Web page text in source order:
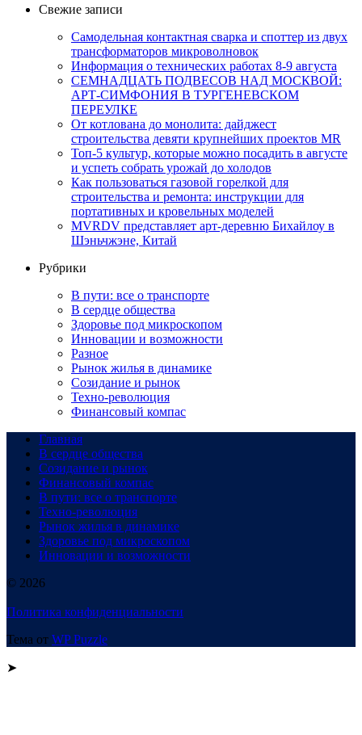
Свежие записи
Самодельная контактная сварка и споттер из двух
трансформаторов микроволновок
Информация о технических работах 8-9 августа
СЕМНАДЦАТЬ ПОДВЕСОВ НАД МОСКВОЙ:
АРТ-СИМФОНИЯ В ТУРГЕНЕВСКОМ
ПЕРЕУЛКЕ
От котлована до монолита: дайджест
строительства девяти крупнейших проектов MR
Топ-5 культур, которые можно посадить в августе
и успеть собрать урожай до холодов
Как пользоваться газовой горелкой для
строительства и ремонта: инструкции для
портативных и кровельных моделей
MVRDV представляет арт-деревню Бихайлоу в
Шэньчжэне, Китай
Рубрики
В пути: все о транспорте
В сердце общества
Здоровье под микроскопом
Инновации и возможности
Разное
Рынок жилья в динамике
Созидание и рынок
Техно-революция
Финансовый компас
Главная
В сердце общества
Созидание и рынок
Финансовый компас
В пути: все о транспорте
Техно-революция
Рынок жилья в динамике
Здоровье под микроскопом
Инновации и возможности
© 2026
Политика конфиденциальности
Тема от WP Puzzle
➤